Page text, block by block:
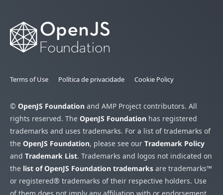
Terms of Use Política de privacidade Cookie Policy
© OpenJS Foundation and AMP Project contributors. All
rights reserved. The OpenJS Foundation has registered
trademarks and uses trademarks. For a list of trademarks of
the OpenJS Foundation, please see our Trademark Policy
and Trademark List. Trademarks and logos not indicated on
the list of OpenJS Foundation trademarks are trademarks™
or registered® trademarks of their respective holders. Use